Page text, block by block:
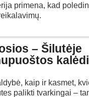
primena, kad
– Šilutėje
kaip ir kasmet,
palikti tvarkingai –